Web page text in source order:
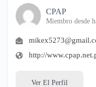
CPAP
Miembro desde
http://
Ver El Perfil